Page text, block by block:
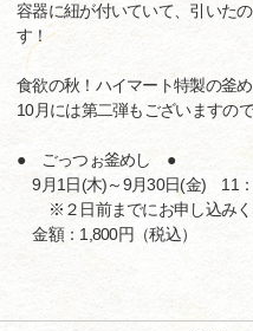
容器に紐が付いていて、引いた
す！
食欲の秋！ハイマート特製の釜
10月には第二弾もございますの
● ごっつぉ釜めし ●
9月1日(木)～9月30日(金) 11
※２日前までにお申し込みく
金額：1,800円（税込）